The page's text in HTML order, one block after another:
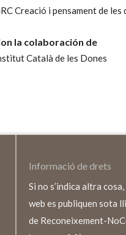
Creació i pensament de les
la colaboración de
Català de les Dones
Informació de drets
Si no s’indica altra
web es publiquen sota
de Reconeixement-